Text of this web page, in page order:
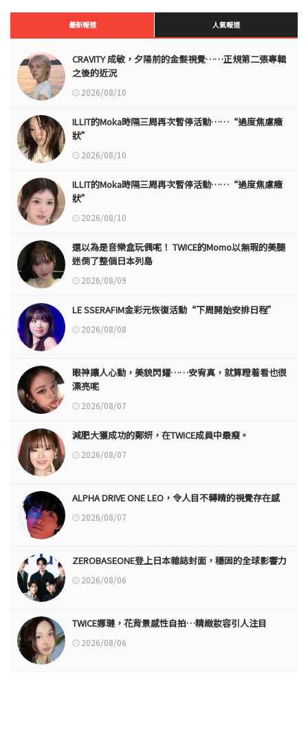
最新報道 人氣報道
CRAVITY 成敏，夕陽前的金髮視覺……正規第二張專輯
之後的近況
2026/08/10
ILLIT的Moka時隔三周再次暫停活動……“過度焦慮癥
狀”
2026/08/10
ILLIT的Moka時隔三周再次暫停活動……“過度焦慮癥
狀”
2026/08/10
還以為是音樂盒玩偶呢！ TWICE的Momo以無瑕的美腿
迷倒了整個日本列島
2026/08/09
LE SSERAFIM金彩元恢復活動“下周開始安排日程”
2026/08/08
眼神讓人心動，美貌閃耀……安宥真，就算瞪着看也很
漂亮呢
2026/08/07
減肥大獲成功的鄭妍，在TWICE成員中最瘦。
2026/08/07
ALPHA DRIVE ONE LEO，令人目不轉睛的視覺存在感
2026/08/07
ZEROBASEONE登上日本雜誌封面，穩固的全球影響力
2026/08/06
TWICE娜璉，花背景感性自拍…精緻妝容引人注目
2026/08/06